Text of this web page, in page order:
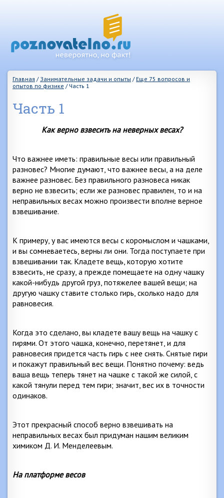
Главная / Занимательные задачи и опыты / Еще 75 вопросов и
опытов по физике / Часть 1
Часть 1
Как верно взвесить на неверных весах?
Что важнее иметь: правильные весы или правильный
разновес? Многие думают, что важнее весы, а на деле
важнее разновес. Без правильного разновеса никак
верно не взвесить; если же разновес правилен, то и на
неправильных весах можно произвести вполне верное
взвешивание.
К примеру, у вас имеются весы с коромыслом и чашками,
и вы сомневаетесь, верны ли они. Тогда поступаете при
взвешивании так. Кладете вещь, которую хотите
взвесить, не сразу, а прежде помещаете на одну чашку
какой-нибудь другой груз, потяжелее вашей вещи; на
другую чашку ставите столько гирь, сколько надо для
равновесия.
Когда это сделано, вы кладете вашу вещь на чашку с
гирями. От этого чашка, конечно, перетянет, и для
равновесия придется часть гирь с нее снять. Снятые гири
и покажут правильный вес вещи. Понятно почему: ведь
ваша вещь теперь тянет на чашке с такой же силой, с
какой тянули перед тем гири; значит, вес их в точности
одинаков.
Этот прекрасный способ верно взвешивать на
неправильных весах был придуман нашим великим
химиком Д. И. Менделеевым.
На платформе весов